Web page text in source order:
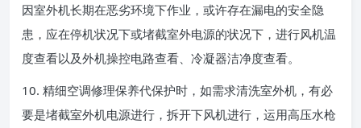
因室外机长期在恶劣环境下作业，或许存在漏电的安全隐
患，应在停机状况下或堵截室外电源的状况下，进行风机温
度查看以及外机操控电路查看、冷凝器洁净度查看。
10. 精细空调修理保养代保护时，如需求清洗室外机，有必
要是堵截室外机电源进行，拆开下风机进行，运用高压水枪